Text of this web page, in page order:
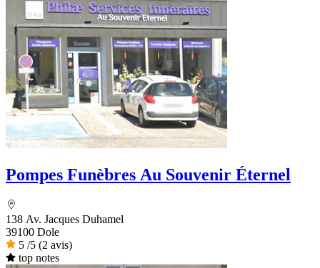
Pompes Funèbres Au Souvenir Éternel
138 Av. Jacques Duhamel
39100 Dole
5 /5 (2 avis)
top notes